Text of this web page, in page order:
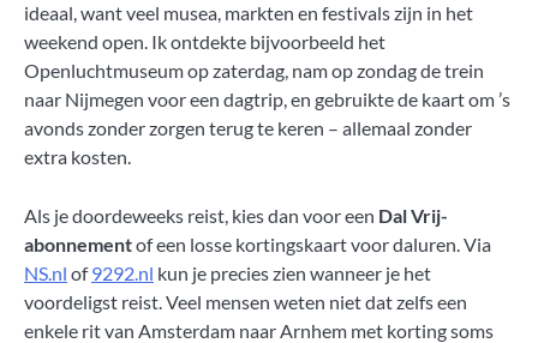
ideaal, want veel musea, markten en festivals zijn in het
weekend open. Ik ontdekte bijvoorbeeld het
Openluchtmuseum op zaterdag, nam op zondag de trein
naar Nijmegen voor een dagtrip, en gebruikte de kaart om ’s
avonds zonder zorgen terug te keren – allemaal zonder
extra kosten.
Als je doordeweeks reist, kies dan voor een Dal Vrij-
abonnementof een losse kortingskaart voor daluren. Via
NS.nl of9292.nl kun je precies zien wanneer je het
voordeligst reist. Veel mensen weten niet dat zelfs een
enkele rit van Amsterdam naar Arnhem met korting soms